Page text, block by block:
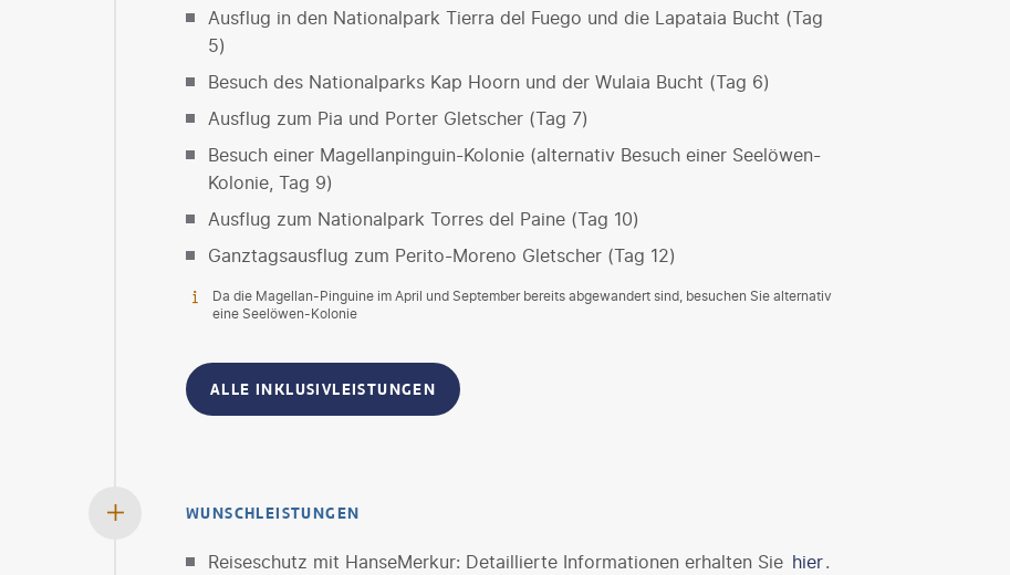
Ausflug in den Nationalpark Tierra del Fuego und die Lapataia Bucht (Tag
5)
Besuch des Nationalparks Kap Hoorn und der Wulaia Bucht (Tag 6)
Ausflug zum Pia und Porter Gletscher (Tag 7)
Besuch einer Magellanpinguin-Kolonie (alternativ Besuch einer Seelöwen-
Kolonie, Tag 9)
Ausflug zum Nationalpark Torres del Paine (Tag 10)
Ganztagsausflug zum Perito-Moreno Gletscher (Tag 12)
Da die Magellan-Pinguine im April und September bereits abgewandert sind, besuchen Sie alternativ
eine Seelöwen-Kolonie
ALLE INKLUSIVLEISTUNGEN
WUNSCHLEISTUNGEN
Reiseschutz mit HanseMerkur: Detaillierte Informationen erhalten Sie hier .